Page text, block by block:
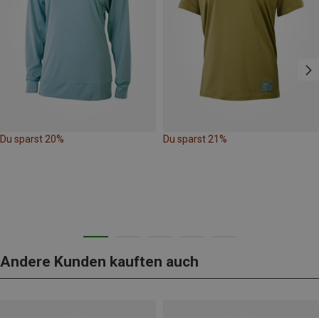
Du sparst 20% Du sparst 21%
Andere Kunden kauften auch